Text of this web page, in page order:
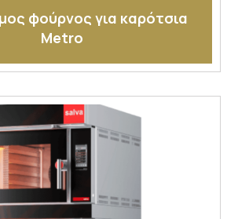
φούρνος για καρότσια
Metro